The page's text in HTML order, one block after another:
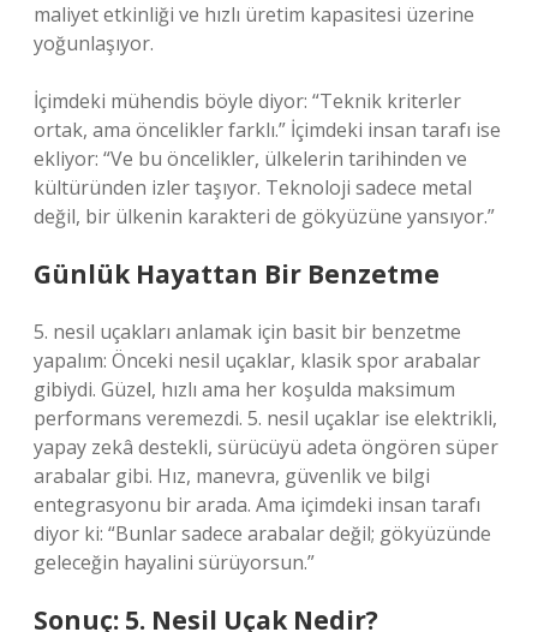
maliyet etkinliği ve hızlı üretim kapasitesi üzerine
yoğunlaşıyor.
İçimdeki mühendis böyle diyor: “Teknik kriterler
ortak, ama öncelikler farklı.” İçimdeki insan tarafı ise
ekliyor: “Ve bu öncelikler, ülkelerin tarihinden ve
kültüründen izler taşıyor. Teknoloji sadece metal
değil, bir ülkenin karakteri de gökyüzüne yansıyor.”
Günlük Hayattan Bir Benzetme
5. nesil uçakları anlamak için basit bir benzetme
yapalım: Önceki nesil uçaklar, klasik spor arabalar
gibiydi. Güzel, hızlı ama her koşulda maksimum
performans veremezdi. 5. nesil uçaklar ise elektrikli,
yapay zekâ destekli, sürücüyü adeta öngören süper
arabalar gibi. Hız, manevra, güvenlik ve bilgi
entegrasyonu bir arada. Ama içimdeki insan tarafı
diyor ki: “Bunlar sadece arabalar değil; gökyüzünde
geleceğin hayalini sürüyorsun.”
Sonuç: 5. Nesil Uçak Nedir?